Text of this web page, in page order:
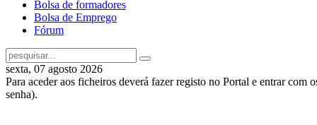
Bolsa de formadores
Bolsa de Emprego
Fórum
sexta, 07 agosto 2026
Para aceder aos ficheiros deverá fazer registo no Portal e entrar com
senha).